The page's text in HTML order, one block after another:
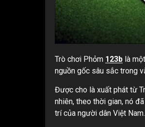
Trò chơi Phỏm 123b là
nguồn gốc sâu sắc trong
Được cho là xuất phát từ
nhiên, theo thời gian, nó
trí của người dân Việt Nam.